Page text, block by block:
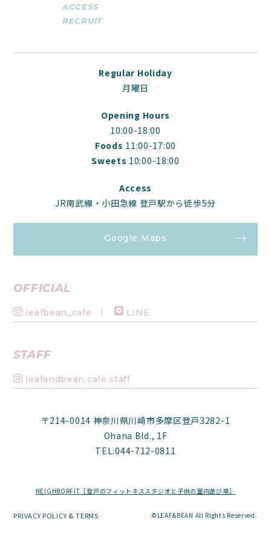
ACCESS
RECRUIT
Regular Holiday
月曜日
Opening Hours
10:00-18:00
Foods 11:00-17:00
Sweets 10:00-18:00
Access
JR南武線・小田急線 登戸駅から徒歩5分
Google Maps
OFFICIAL
leafbean_cafe LINE
STAFF
leafandbean.cafe.staff
〒214-0014 神奈川県川崎市多摩区登戸3282-1
Ohana Bld., 1F
TEL:044-712-0811
NEIGHBORFIT［登戸のフィットネススタジオと子供の室内遊び場］
PRIVACY POLICY & TERMS ©LEAF&BEAN All Rights Reserved.